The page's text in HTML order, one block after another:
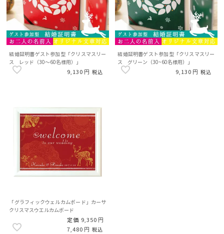
結婚証明書ゲスト参加型「クリスマスリー
ス レッド（30～60名様用）」
9,130 税込
結婚証明書ゲスト参加型「クリスマスリー
ス グリーン（30~60名様用）」
9,130 税込
「グラフィックウェルカムボード」カーサ
クリスマスウエルカムボード
定価 9,350
7,480
税込